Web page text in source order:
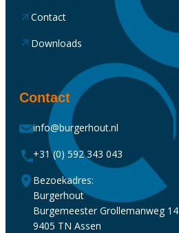
Contact
Downloads
Contact
info@burgerhout.nl
+31 (0) 592 343 043
Bezoekadres:
Burgerhout
Burgemeester Grollemanweg 14
9405 TN Assen